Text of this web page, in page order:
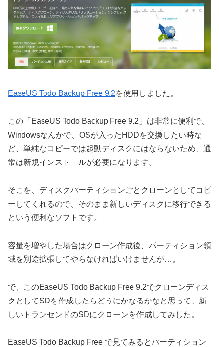
EaseUS Todo Backup Free 9.2を使用しました。
この「EaseUS Todo Backup Free 9.2」は非常に便利で、
Windowsなんかで、OSが入ったHDDを交換したい時な
ど、単純なコピーでは起動ディスクにはならないため、通
常は新規インストールが必要になります。
そこを、ディスクパーティションごとクローンとしてコピ
ーしてくれるので、そのまま新しいディスクに移行できる
という便利なソフトです。
容量を増やした場合はクローン作成後、パーティション領
域を別途拡張してやらなければいけませんが…。
で、このEaseUS Todo Backup Free 9.2でクローンディス
クとしてSDを作成したらどうにかなるかなと思って、新
しいトランセンドのSDにクローンを作成してみした。
EaseUS Todo Backup Free で見てみるとパーティション